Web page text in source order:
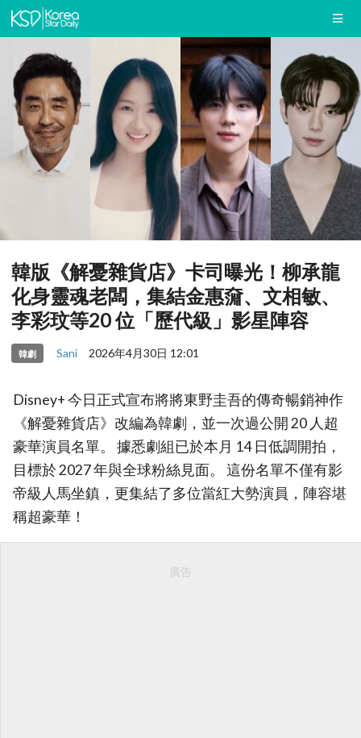
韓版《解憂雜貨店》卡司曝光！柳承龍
化身靈魂老闆，集結金惠奫、文相敏、
李彩玟等20 位「歷代級」影星陣容
韓劇 Sani 2026年4月30日 12:01
Disney+ 今日正式宣布將將東野圭吾的傳奇暢銷神作
《解憂雜貨店》改編為韓劇，並一次過公開 20 人超
豪華演員名單。 據悉劇組已於本月 14 日低調開拍，
目標於 2027 年與全球粉絲見面。 這份名單不僅有影
帝級人馬坐鎮，更集結了多位當紅大勢演員，陣容堪
稱超豪華！
廣告